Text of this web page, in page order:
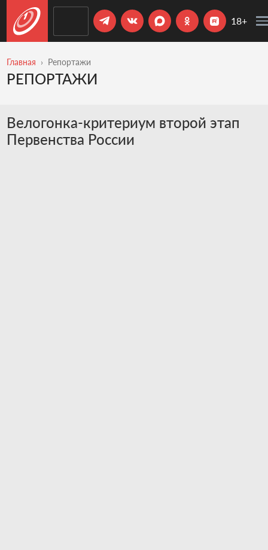
18+
Главная Репортажи
РЕПОРТАЖИ
Велогонка-критериум второй этап
Первенства России